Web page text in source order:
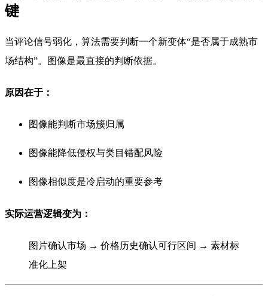
键
当评论信号弱化，算法需要判断一个新变体“是否属于成熟市
场结构”。图像是最直接的判断依据。
原因在于：
图像能判断市场簇归属
图像能降低侵权与类目错配风险
图像相似度是冷启动的重要参考
实际运营逻辑变为：
图片确认市场 → 价格历史确认可行区间 → 素材标
准化上架